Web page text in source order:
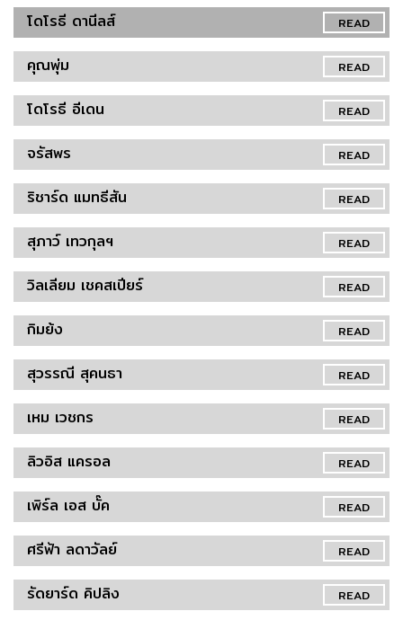
READ
โดโรธี ดานีลส์
READ
คุณพุ่ม
READ
โดโรธี อีเดน
READ
จรัสพร
READ
ริชาร์ด แมทธีสัน
READ
สุภาว์ เทวกุลฯ
READ
วิลเลียม เชคสเปียร์
READ
กิมย้ง
READ
สุวรรณี สุคนธา
READ
เหม เวชกร
READ
ลิวอิส แครอล
READ
เพิร์ล เอส บั๊ค
READ
ศรีฟ้า ลดาวัลย์
READ
รัดยาร์ด คิปลิง